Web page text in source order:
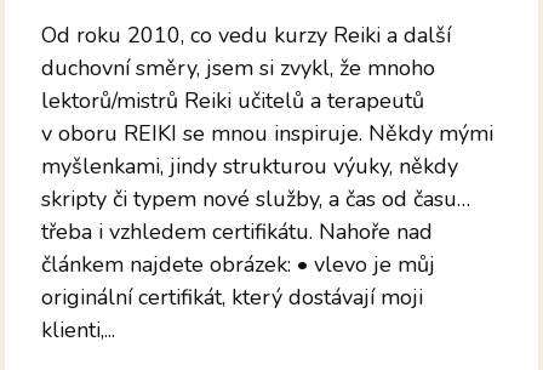
Od roku 2010, co vedu kurzy Reiki a další
duchovní směry, jsem si zvykl, že mnoho
lektorů/mistrů Reiki učitelů a terapeutů
v oboru REIKI se mnou inspiruje. Někdy mými
myšlenkami, jindy strukturou výuky, někdy
skripty či typem nové služby, a čas od času…
třeba i vzhledem certifikátu. Nahoře nad
článkem najdete obrázek: • vlevo je můj
originální certifikát, který dostávají moji
klienti,...